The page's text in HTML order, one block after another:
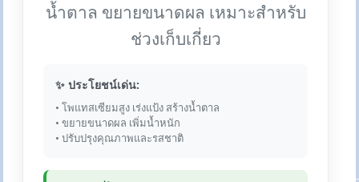
น้ำตาล ขยายขนาดผล เหมาะสำหรับ
ช่วงเก็บเกี่ยว
✨ ประโยชน์เด่น:
• โพแทสเซียมสูง เร่งแป้ง สร้างน้ำตาล
• ขยายขนาดผล เพิ่มน้ำหนัก
• ปรับปรุงคุณภาพและรสชาติ